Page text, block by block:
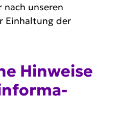
nach unseren
Einhaltung der
Hinweise